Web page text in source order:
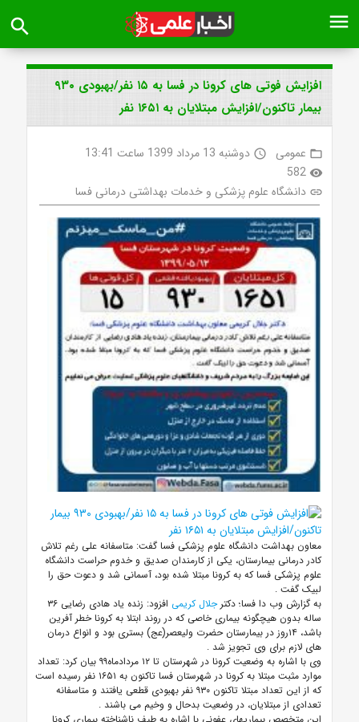
menu
search
افزایش فوتی های کرونا در فسا به ۱۵ نفر/بهبودی ۹۳۰
بیمار تاکنون/افزایش مبتلایان به ۱۶۵۱ نفر
folder_open عمومی access_time دوشنبه 13 مرداد 1399 ساعت 13:41
visibility
582
link دانشگاه علوم پزشکی و خدمات بهداشتی درمانی فسا
معاون بهداشت دانشگاه علوم پزشکی فسا گفت: متاسفانه علی رغم تلاش
کادر درمانی بیمارستان، یکی از کارمندان صدیق و خدوم حراست دانشگاه
علوم پزشکی فسا که به کرونا مبتلا شده بود، آسمانی شد و دعوت حق را
لبیک گفت .
به گزارش وب دا فسا؛ دکترجلال کریمی
افزود: زنده یاد هادی رضایی ۳۶
ساله بدون هیچگونه بیماری خاصی که در روند ابتلا به کرونا خطر آفرین
باشد، ۱۴روز در بیمارستان حضرت ولیعصر(عج) بستری بود و انواع درمان
های لازم برای وی تجویز شد .
وی با اشاره به وضعیت کرونا در شهرستان تا ۱۲ مردادماه۹۹ بیان کرد: تعداد
موارد مثبت مبتلا به کرونا در شهرستان فسا تاکنون به ۱۶۵۱ نفر رسیده است
که از این تعداد مبتلا تاکنون ۹۳۰ نفر بهبودی قطعی یافتند و متاسفانه
تعدادی از مبتلایان، در وضعیت بدحال و وخیم می باشند .